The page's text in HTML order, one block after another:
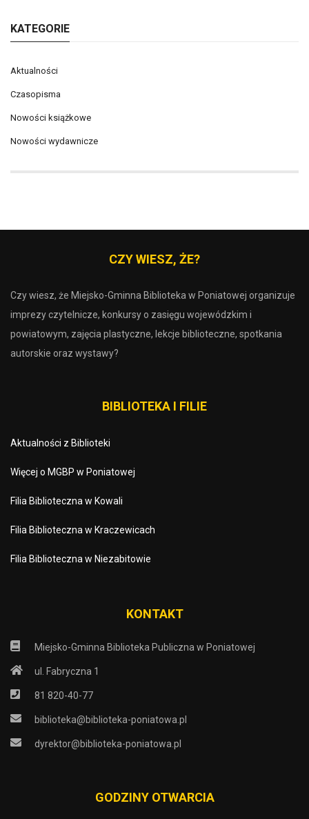
KATEGORIE
Aktualności
Czasopisma
Nowości książkowe
Nowości wydawnicze
CZY WIESZ, ŻE?
Czy wiesz, że Miejsko-Gminna Biblioteka w Poniatowej organizuje
imprezy czytelnicze, konkursy o zasięgu wojewódzkim i
powiatowym, zajęcia plastyczne, lekcje biblioteczne, spotkania
autorskie oraz wystawy?
BIBLIOTEKA I FILIE
Aktualności z Biblioteki
Więcej o MGBP w Poniatowej
Filia Biblioteczna w Kowali
Filia Biblioteczna w Kraczewicach
Filia Biblioteczna w Niezabitowie
KONTAKT
Miejsko-Gminna Biblioteka Publiczna w Poniatowej
ul. Fabryczna 1
81 820-40-77
biblioteka@biblioteka-poniatowa.pl
dyrektor@biblioteka-poniatowa.pl
GODZINY OTWARCIA